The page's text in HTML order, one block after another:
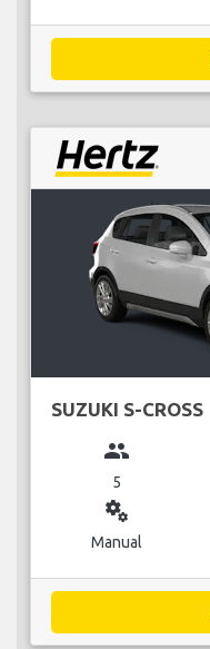
SUZUKI S-CROSS
group
5
miscellaneous_services
Manual